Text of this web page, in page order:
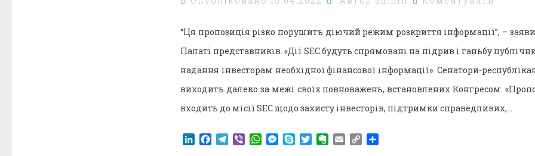
“Ця пропозиція різко порушить діючий режим розкриття інформації”, –
Палаті представників. «Дії SEC будуть спрямовані на підрив і ганьбу
надання інвесторам необхідної фінансової інформації». Сенатори-
виходить далеко за межі своїх повноважень, встановлених Конгресом.
входить до місії SEC щодо захисту інвесторів, підтримки справедливих,…
LinkedIn
Facebook
Telegram
ViberWhatsApp
Messenger
SkypeTwitterEvernote
EmailCopy